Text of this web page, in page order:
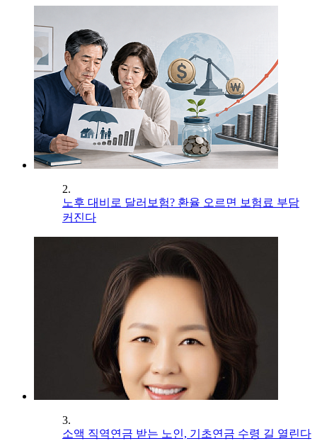
2.
노후 대비로 달러보험? 환율 오르면 보험료 부담
커진다
3.
소액 직역연금 받는 노인, 기초연금 수령 길 열린다